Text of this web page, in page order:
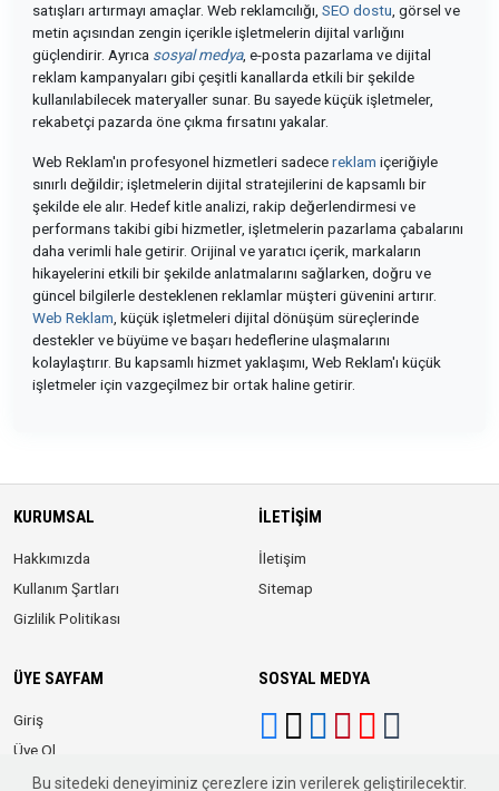
satışları artırmayı amaçlar. Web reklamcılığı, SEO dostu , görsel ve
metin açısından zengin içerikle işletmelerin dijital varlığını
güçlendirir. Ayrıca sosyal medya, e-posta pazarlama ve dijital
reklam kampanyaları gibi çeşitli kanallarda etkili bir şekilde
kullanılabilecek materyaller sunar. Bu sayede küçük işletmeler,
rekabetçi pazarda öne çıkma fırsatını yakalar.
Web Reklam'ın profesyonel hizmetleri sadecereklam içeriğiyle
sınırlı değildir; işletmelerin dijital stratejilerini de kapsamlı bir
şekilde ele alır. Hedef kitle analizi, rakip değerlendirmesi ve
performans takibi gibi hizmetler, işletmelerin pazarlama çabalarını
daha verimli hale getirir. Orijinal ve yaratıcı içerik, markaların
hikayelerini etkili bir şekilde anlatmalarını sağlarken, doğru ve
güncel bilgilerle desteklenen reklamlar müşteri güvenini artırır.
Web Reklam , küçük işletmeleri dijital dönüşüm süreçlerinde
destekler ve büyüme ve başarı hedeflerine ulaşmalarını
kolaylaştırır. Bu kapsamlı hizmet yaklaşımı, Web Reklam'ı küçük
işletmeler için vazgeçilmez bir ortak haline getirir.
KURUMSAL
Hakkımızda
Kullanım Şartları
Gizlilik Politikası
İLETIŞIM
İletişim
Sitemap
ÜYE SAYFAM
Giriş
Üye Ol
SOSYAL MEDYA
Bu sitedeki deneyiminiz çerezlere izin verilerek geliştirilecektir.